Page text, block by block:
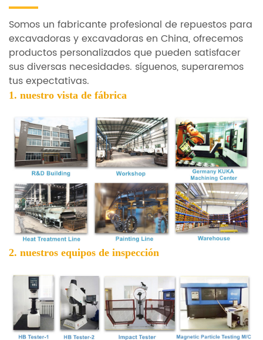
Somos un fabricante profesional de repuestos para
excavadoras y excavadoras en China, ofrecemos
productos personalizados que pueden satisfacer
sus diversas necesidades. síguenos, superaremos
tus expectativas.
1. nuestro vista de fábrica
2. nuestros equipos de inspección